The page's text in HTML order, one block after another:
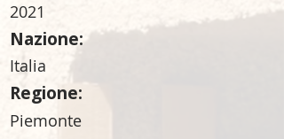
2021
Nazione:
Italia
Regione:
Piemonte